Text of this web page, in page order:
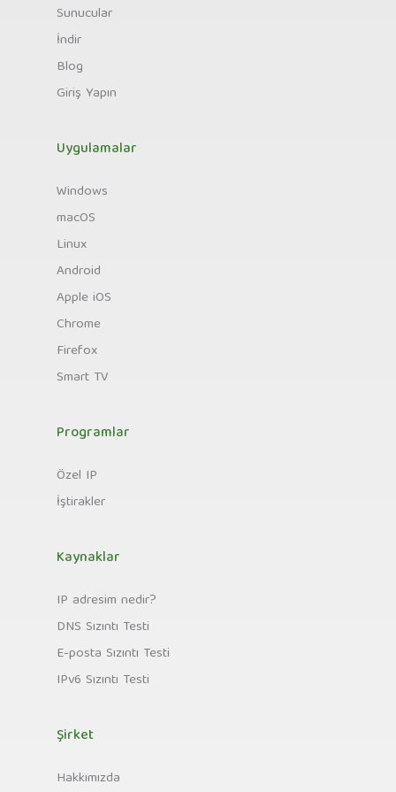
Sunucular
İndir
Blog
Giriş Yapın
Uygulamalar
Windows
macOS
Linux
Android
Apple iOS
Chrome
Firefox
Smart TV
Programlar
Özel IP
İştirakler
Kaynaklar
IP adresim nedir?
DNS Sızıntı Testi
E-posta Sızıntı Testi
IPv6 Sızıntı Testi
Şirket
Hakkımızda